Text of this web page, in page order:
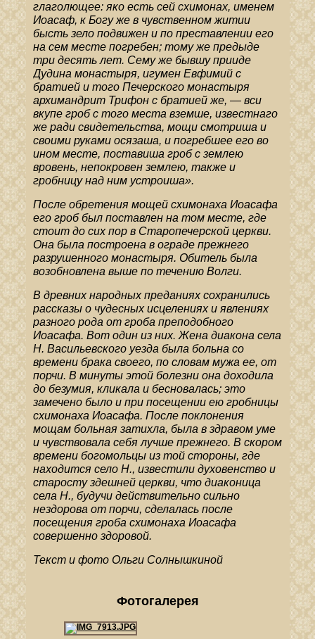
глаголющее: яко есть сей схимонах, именем
Иоасаф, к Богу же в чувственном житии
бысть зело подвижен и по преставлении его
на сем месте погребен; тому же предыде
три десять лет. Сему же бывшу прииде
Дудина монастыря, игумен Евфимий с
братией и того Печерского монастыря
архимандрит Трифон с братией же, — вси
вкупе гроб с того места вземше, известнаго
же ради свидетельства, мощи смотриша и
своими руками осязаша, и погребшее его во
ином месте, поставиша гроб с землею
вровень, непокровен землею, также и
гробницу над ним устроиша».
После обретения мощей схимонаха Иоасафа
его гроб был поставлен на том месте, где
стоит до сих пор в Старопечерской церкви.
Она была построена в ограде прежнего
разрушенного монастыря. Обитель была
возобновлена выше по течению Волги.
В древних народных преданиях сохранились
рассказы о чудесных исцелениях и явлениях
разного рода от гроба преподобного
Иоасафа. Вот один из них. Жена диакона села
Н. Васильевского уезда была больна со
времени брака своего, по словам мужа ее, от
порчи. В минуты этой болезни она доходила
до безумия, кликала и бесновалась; это
замечено было и при посещении ею гробницы
схимонаха Иоасафа. После поклонения
мощам больная затихла, была в здравом уме
и чувствовала себя лучше прежнего. В скором
времени богомольцы из той стороны, где
находится село Н., известили духовенство и
старосту здешней церкви, что диаконица
села Н., будучи действительно сильно
нездорова от порчи, сделалась после
посещения гроба схимонаха Иоасафа
совершенно здоровой.
Текст и фото Ольги Солнышкиной
Фотогалерея